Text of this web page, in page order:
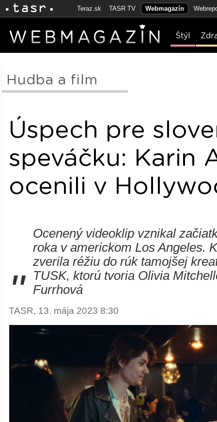
Teraz.sk TASR TV Webmagazín
Štýl
Hudba a film
Úspech pre
speváčku: Karin
ocenili v
"
Ocenený videoklip vznikal
roka v americkom Los Angeles.
zverila réžiu do rúk tamojšej
TUSK, ktorú tvoria Olivia
Furrhová
TASR, 13. mája 2023 8:30